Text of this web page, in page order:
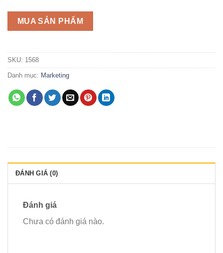
MUA SẢN PHẨM
SKU: 1568
Danh mục: Marketing
ĐÁNH GIÁ (0)
Đánh giá
Chưa có đánh giá nào.